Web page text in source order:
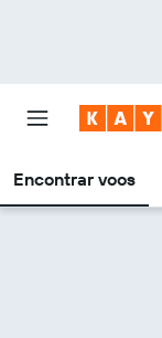
Encontrar voos